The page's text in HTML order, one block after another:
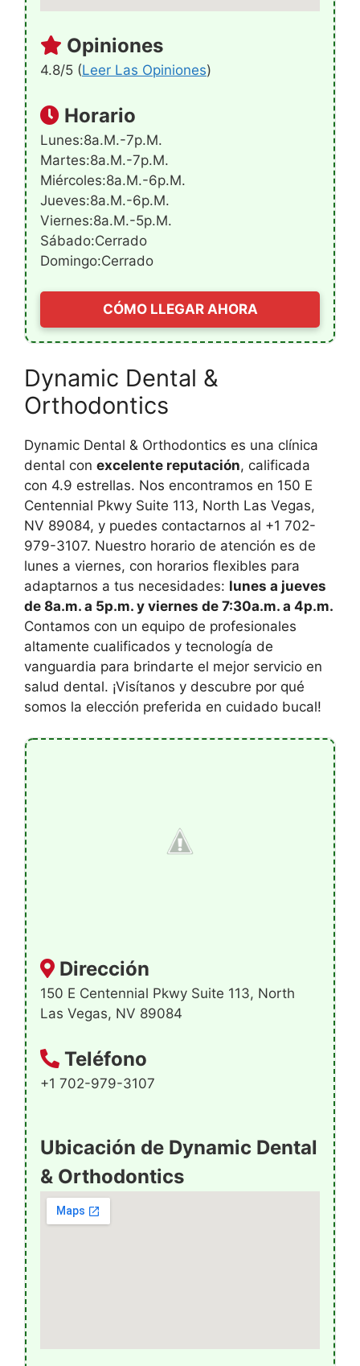
Opiniones
4.8/5 (Leer Las Opiniones)
Horario
Lunes:8a.m.-7p.m.
Martes:8a.m.-7p.m.
Miércoles:8a.m.-6p.m.
Jueves:8a.m.-6p.m.
Viernes:8a.m.-5p.m.
Sábado:Cerrado
Domingo:Cerrado
CÓMO LLEGAR AHORA
Dynamic Dental &
Orthodontics
Dynamic Dental & Orthodontics es una clínica
dental con excelente reputación, calificada
con 4.9 estrellas. Nos encontramos en 150 E
Centennial Pkwy Suite 113, North Las Vegas,
NV 89084, y puedes contactarnos al +1 702-
979-3107. Nuestro horario de atención es de
lunes a viernes, con horarios flexibles para
adaptarnos a tus necesidades: lunes a jueves
de 8a.m. a 5p.m. y viernes de 7:30a.m. a 4p.m.
Contamos con un equipo de profesionales
altamente cualificados y tecnología de
vanguardia para brindarte el mejor servicio en
salud dental. ¡Visítanos y descubre por qué
somos la elección preferida en cuidado bucal!
Dirección
150 E Centennial Pkwy Suite 113, North
Las Vegas, NV 89084
Teléfono
+1 702-979-3107
Ubicación de Dynamic Dental
& Orthodontics